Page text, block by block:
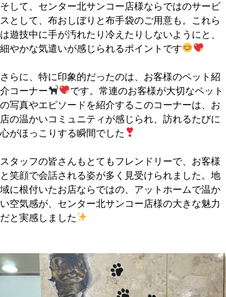
そして、センター北サンコー店様ならではのサービ
スとして、布おしぼりと布手袋のご用意も。これら
は遊技中に手が汚れたり冷えたりしないようにと、
細やかな気遣いが感じられるポイントです
さらに、特に印象的だったのは、お客様のペット紹
介コーナー
です。常連のお客様が大切なペット
の写真やエピソードを紹介するこのコーナーは、お
店の温かいコミュニティが感じられ、訪れるたびに
心がほっこりする瞬間でした
スタッフの皆さんもとてもフレンドリーで、お客様
と笑顔で会話される姿が多く見受けられました。地
域に根付いたお店ならではの、アットホームで温か
い空気感が、センター北サンコー店様の大きな魅力
だと実感しました